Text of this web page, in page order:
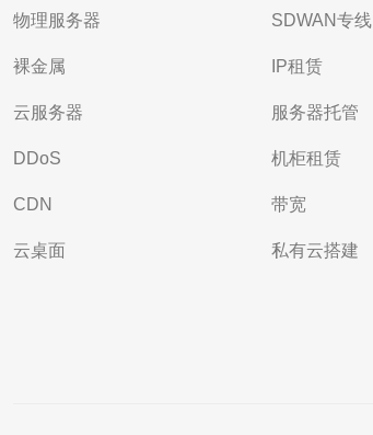
物理服务器
裸金属
云服务器
DDoS
CDN
云桌面
SDWAN专线
IP租赁
服务器托管
机柜租赁
带宽
私有云搭建